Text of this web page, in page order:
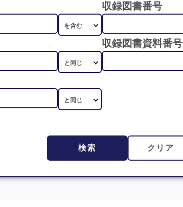
収録図書番号
収録図書資料番号
検索 クリア